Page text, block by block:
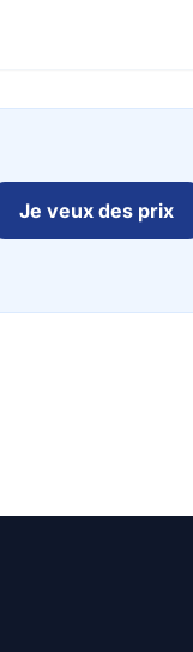
Je veux des prix